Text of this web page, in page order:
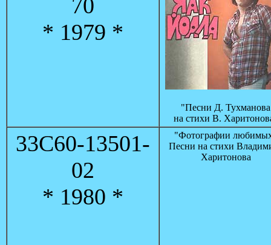
70
* 1979 *
"Песни Д. Тухманова
на стихи В.
33C60-13501-
02
* 1980 *
"Фотографии
Песни на стихи
Харитонова